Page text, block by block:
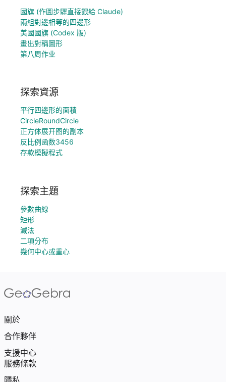
國旗 (作圖步驟直接餵給 Claude)
兩組對邊相等的四邊形
美國國旗 (Codex 版)
畫出對稱圖形
第八周作业
探索資源
平行四邊形的面積
CircleRoundCircle
正方体展开图的副本
反比例函数3456
存款模擬程式
探索主題
參數曲線
矩形
減法
二項分布
幾何中心或重心
關於
合作夥伴
支援中心
服務條款
隱私